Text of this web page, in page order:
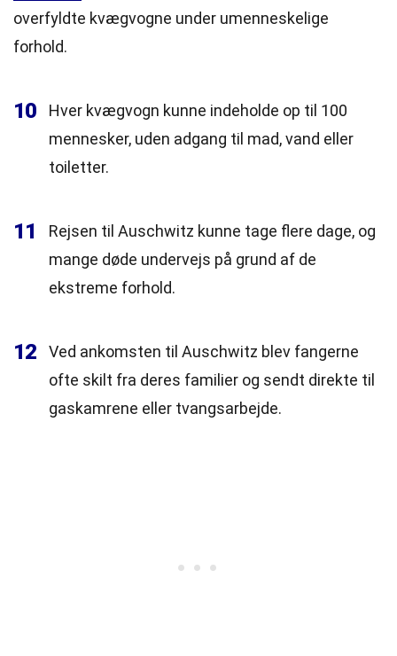
overfyldte kvægvogne under umenneskelige
forhold.
10
Hver kvægvogn kunne indeholde op til 100
mennesker, uden adgang til mad, vand eller
toiletter.
11
Rejsen til Auschwitz kunne tage flere dage, og
mange døde undervejs på grund af de
ekstreme forhold.
12
Ved ankomsten til Auschwitz blev fangerne
ofte skilt fra deres familier og sendt direkte til
gaskamrene eller tvangsarbejde.